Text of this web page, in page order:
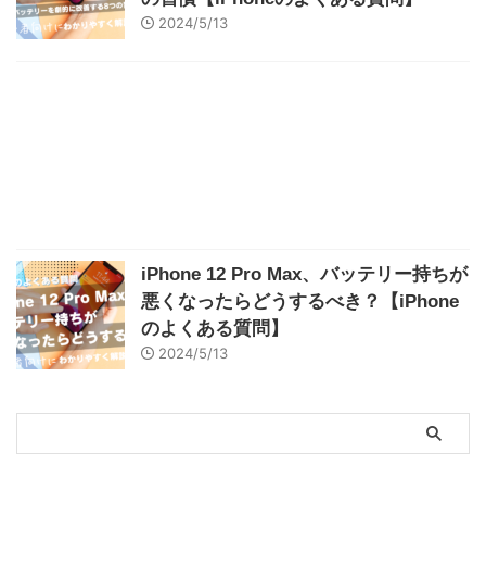
2024/5/13
iPhone 12 Pro Max、バッテリー持ちが
悪くなったらどうするべき？【iPhone
のよくある質問】
2024/5/13